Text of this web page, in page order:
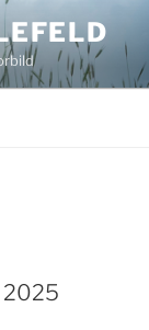
2025